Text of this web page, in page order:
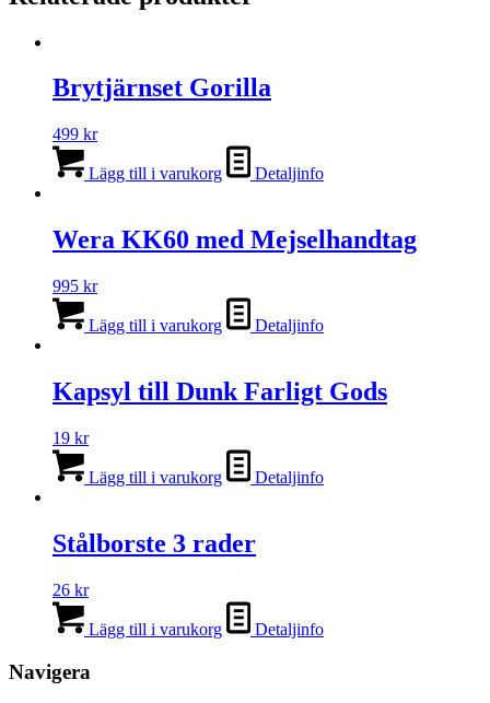
Brytjärnset Gorilla
499 kr
Lägg till i varukorg Detaljinfo
Wera KK60 med Mejselhandtag
995 kr
Lägg till i varukorg Detaljinfo
Kapsyl till Dunk Farligt Gods
19 kr
Lägg till i varukorg Detaljinfo
Stålborste 3 rader
26 kr
Lägg till i varukorg Detaljinfo
Navigera